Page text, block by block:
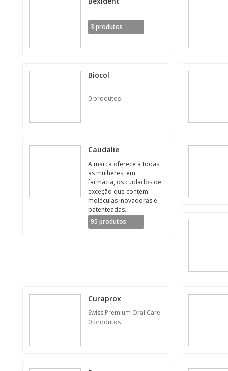
3 produtos
Biocol
0 produtos
Caudalie
A marca oferece a todas
as mulheres, em
farmácia, os cuidados de
exceção que contêm
moléculas inovadoras e
patenteadas.
95 produtos
Curaprox
Swiss Premium Oral Care
0 produtos